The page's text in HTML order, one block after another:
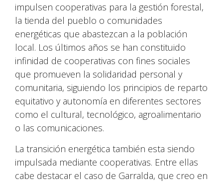
impulsen cooperativas para la gestión forestal,
la tienda del pueblo o comunidades
energéticas que abastezcan a la población
local. Los últimos años se han constituido
infinidad de cooperativas con fines sociales
que promueven la solidaridad personal y
comunitaria, siguiendo los principios de reparto
equitativo y autonomía en diferentes sectores
como el cultural, tecnológico, agroalimentario
o las comunicaciones.
La transición energética también esta siendo
impulsada mediante cooperativas. Entre ellas
cabe destacar el caso de Garralda, que creo en